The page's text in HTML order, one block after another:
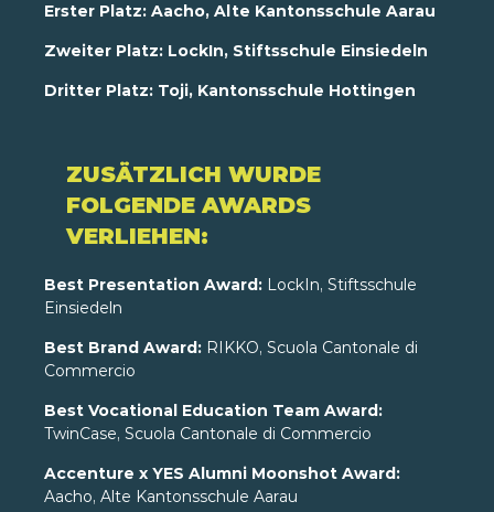
Erster Platz: Aacho, Alte Kantonsschule Aarau
Zweiter Platz: LockIn, Stiftsschule Einsiedeln
Dritter Platz: Toji, Kantonsschule Hottingen
ZUSÄTZLICH WURDE
FOLGENDE AWARDS
VERLIEHEN:
Best Presentation Award: LockIn, Stiftsschule
Einsiedeln
Best Brand Award: RIKKO, Scuola Cantonale di
Commercio
Best Vocational Education Team Award:
TwinCase, Scuola Cantonale di Commercio
Accenture x YES Alumni Moonshot Award:
Aacho, Alte Kantonsschule Aarau